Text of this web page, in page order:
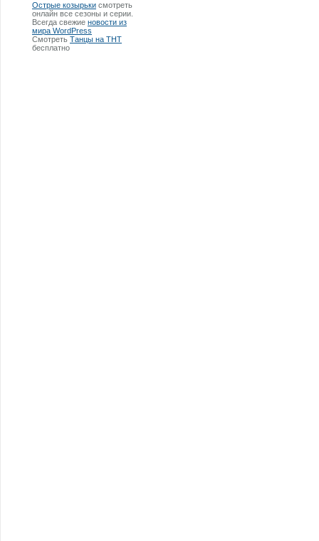
Острые козырьки смотреть
онлайн все сезоны и серии.
Всегда свежие новости из
мира WordPress
Смотреть Танцы на ТНТ
бесплатно